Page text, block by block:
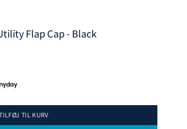
Flap Cap - Black
TIL KURV